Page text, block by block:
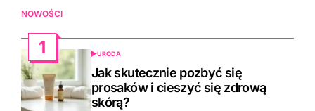
NOWOŚCI
1
POSTED
IN
URODA
Jak skutecznie pozbyć się
prosaków i cieszyć się zdrową
skórą?